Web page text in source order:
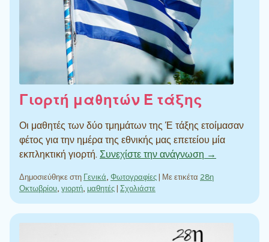
Γιορτή μαθητών Έ τάξης
Οι μαθητές των δύο τμημάτων της Έ τάξης ετοίμασαν
φέτος για την ημέρα της εθνικής μας επετείου μία
εκπληκτική γιορτή.Συνεχίστε την ανάγνωση →
Δημοσιεύθηκε στη Γενικά, Φωτογραφίες| Με ετικέτα 28η
Οκτωβρίου, γιορτή, μαθητές| Σχολιάστε